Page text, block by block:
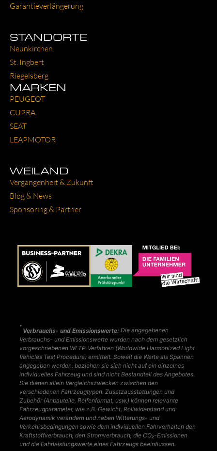
Garantie­verlängerung
STANDORTE
Neun­kir­chen
St. Ing­bert
Rie­gels­berg
MARKEN
PEU­GEOT
CUP­RA
SEAT
LEAP­MO­TOR
WEILAND
Ver­gan­gen­heit & Zukunft
Blog & News
Spon­so­ring & Part­ner
*
Verbrauchs- und Emissionswerte: Die angegebenen
Verbrauchs- und Emissionswerte wurden nach dem gesetzlich
vorgeschriebenen WLTP-Verfahren (Worldwide Harmonized Light
Vehicles Test Procedure) ermittelt. Soweit die Werte als Spannen
angegeben werden, beziehen sie sich nicht auf ein einzelnes
individuelles Fahrzeug und sind nicht Bestandteil des Angebotes.
Sie dienen allein Vergleichszwecken zwischen den
verschiedenen Fahrzeugtypen. Zusatzausstattungen und
Zubehör (Anbauteile, Reifenformat, usw.) können relevante
Fahrzeugparameter, wie z.B. Gewicht, Rollwiderstand und
Aerodynamik verändern und neben Witterungs- und
Verkehrsbedingungen sowie dem individuellen Fahrverhalten den
Kraftstoffverbrauch, den Stromverbrauch, die CO₂-Emissionen
und die Fahrleistungswerte eines Fahrzeugs beeinflussen.